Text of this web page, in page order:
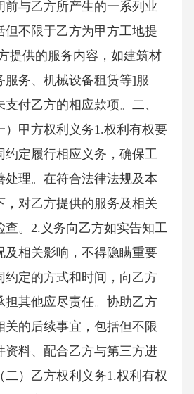
前与乙方所产生的一系列业
但不限于乙方为甲方工地提
提供的服务内容，如建筑材
服务、机械设备租赁等]服
付乙方的相应款项。二、
）甲方权利义务1.权利有权要
约定履行相应义务，确保工
处理。在符合法律法规及本
，对乙方提供的服务及相关
查。2.义务向乙方如实告知工
及相关影响，不得隐瞒重要
约定的方式和时间，向乙方
担其他应尽责任。协助乙方
关的后续事宜，包括但不限
资料、配合乙方与第三方进
二）乙方权利义务1.权利有权